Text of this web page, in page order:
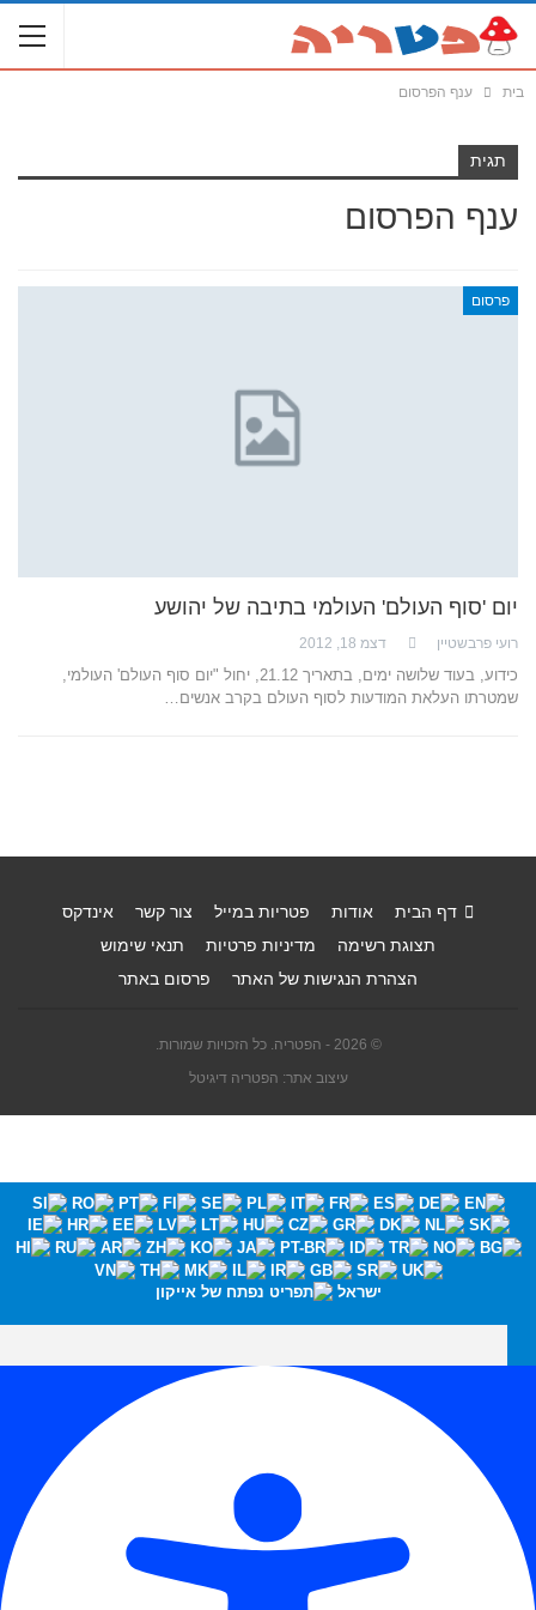
בית ענף הפרסום
תגית
ענף הפרסום
פרסום
יום 'סוף העולם' העולמי בתיבה של יהושע
רועי פרבשטיין דצמ 18, 2012
כידוע, בעוד שלושה ימים, בתאריך 21.12, יחול "יום סוף העולם' העולמי,
שמטרתו העלאת המודעות לסוף העולם בקרב אנשים…
דף הבית אודות פטריות במייל צור קשר
אינדקס
תצוגת רשימה
מדיניות פרטיות
תנאי שימוש
הצהרת הנגישות של האתר
פרסום באתר
© 2026 - הפטריה. כל הזכויות שמורות.
עיצוב אתר: הפטריה דיגיטל
ישראל